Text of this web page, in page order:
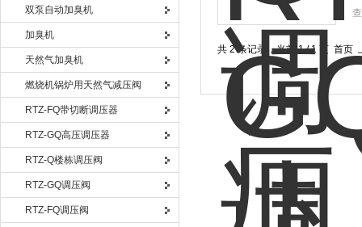
双泵自动加臭机
加臭机
天然气加臭机
燃烧机锅炉用天然气减压阀
RTZ-FQ带切断调压器
RTZ-GQ高压调压器
RTZ-Q楼栋调压阀
RTZ-GQ调压阀
RTZ-FQ调压阀
共 2 条记录，当前 1 / 1 页 首页